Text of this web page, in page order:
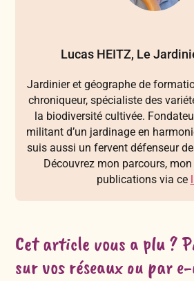
Lucas HEITZ, Le
Jardinier et géographe de
chroniqueur, spécialiste des
la biodiversité cultivée.
militant d’un jardinage en
suis aussi un fervent défenseur
Découvrez mon parcours,
publications via ce
Cet article vous a plu ?
sur vos réseaux ou par